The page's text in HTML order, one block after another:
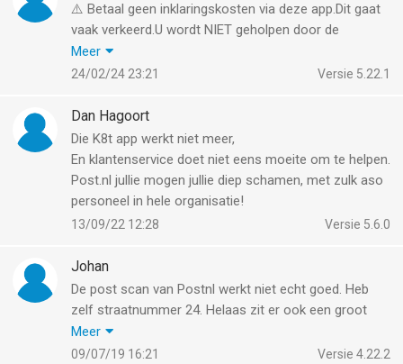
⚠️ Betaal geen inklaringskosten via deze app.Dit gaat
vaak verkeerd.U wordt NIET geholpen door de
klantenservice van PostNL.Bezorging loopt
weken/maanden vertraging op‼️
This often goes wrong. You will NOT be helped by
PostNL customer service. Delivery is delayed for
weeks/months ‼️
Meer
Versie 5.22.1
24/02/24 23:21
Dan Hagoort
Die K8t app werkt niet meer,
En klantenservice doet niet eens moeite om te helpen.
Post.nl jullie mogen jullie diep schamen, met zulk aso
personeel in hele organisatie!
Versie 5.6.0
13/09/22 12:28
Johan
De post scan van Postnl werkt niet echt goed. Heb
zelf straatnummer 24. Helaas zit er ook een groot
bedrijf op nummer 2.4 of 2/4 (nummer 2 unit 4).
Regelmatig ontvang ik aangekondigde post op mijn
Meer
Versie 4.22.2
09/07/19 16:21